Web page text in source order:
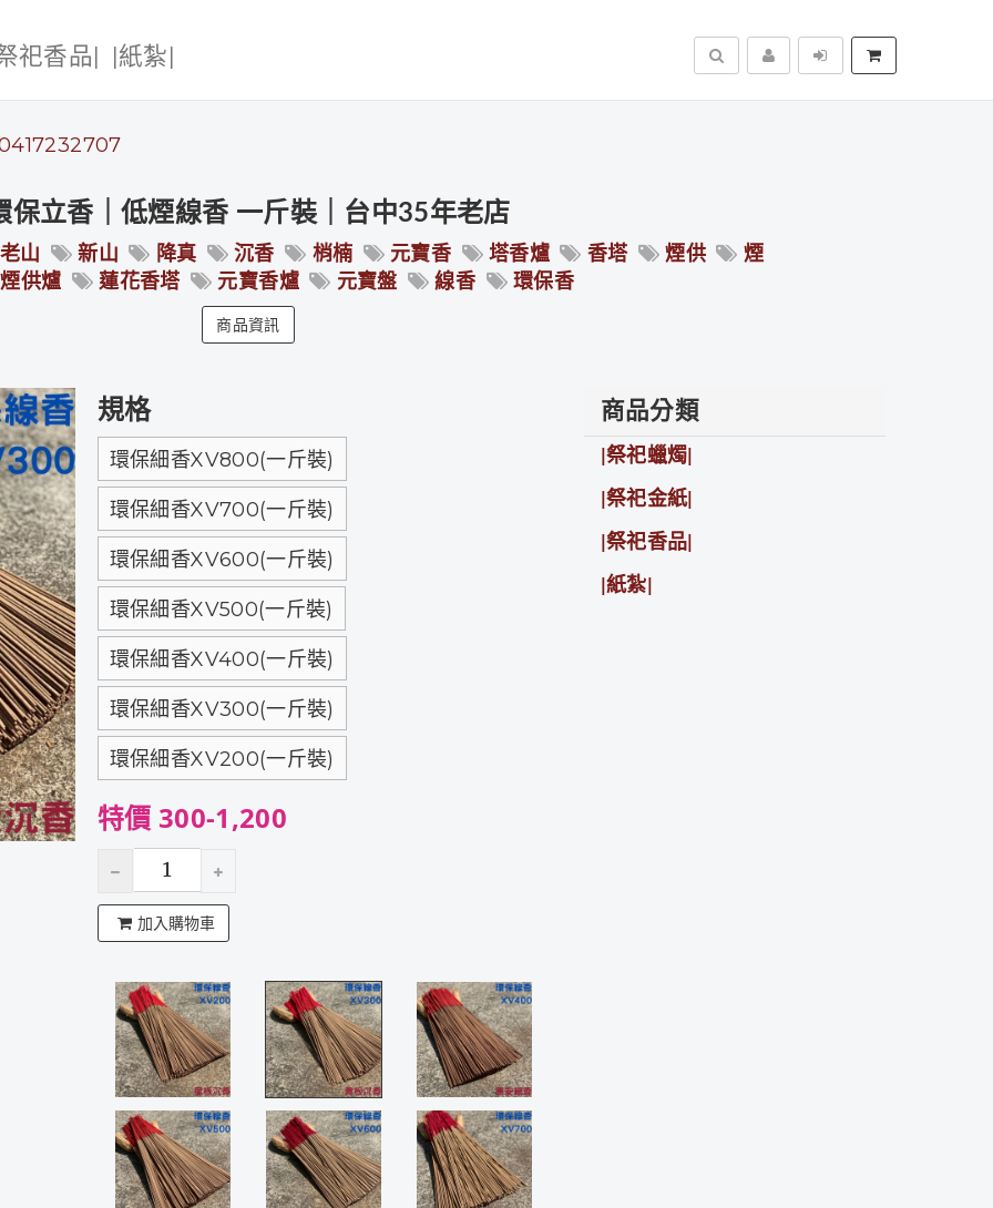
祀香品| |紙紮| 搜尋
保立香｜低煙線香 一斤裝｜台中35年老店
老山 新山 降真 沉香 梢楠 元寶香 塔香爐 香塔 煙供
煙
煙供爐
蓮花香塔 元寶香爐 元寶盤 線香 環保香
商品資訊
規格
環保細香XV800(一斤裝)
環保細香XV700(一斤裝)
環保細香XV600(一斤裝)
環保細香XV500(一斤裝)
環保細香XV400(一斤裝)
環保細香XV300(一斤裝)
環保細香XV200(一斤裝)
特價 300-1,200
加入購物車
商品分類
|祭祀蠟燭|
|祭祀金紙|
|祭祀香品|
|紙紮|